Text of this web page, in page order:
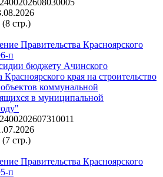
2400202608030005
(8 стр.)
Правительства Красноярского
п
бюджету Ачинского
края на строительство
коммунальной
в муниципальной
2400202607310011
(7 стр.)
Правительства Красноярского
п